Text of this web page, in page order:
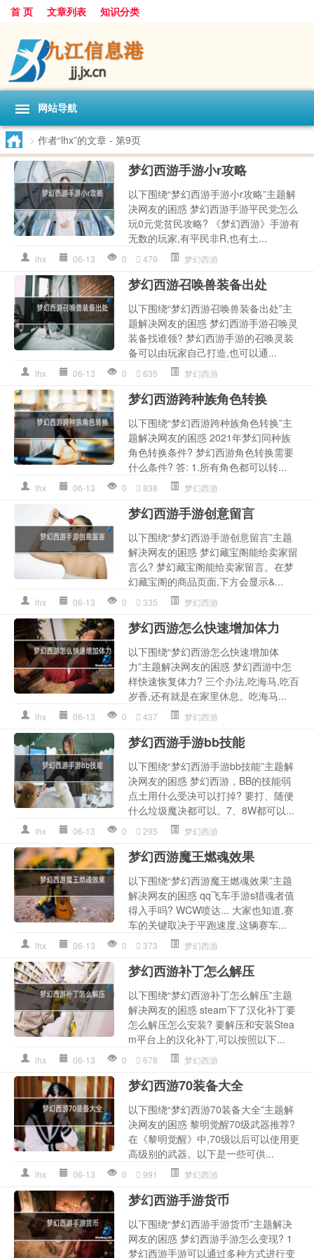
首 页 文章列表 知识分类
网站导航
> 作者“lhx”的文章 - 第9页
梦幻西游手游小r攻略
以下围绕“梦幻西游手游小r攻略”主题解
决网友的困惑 梦幻西游手游平民党怎么
玩0元党贫民攻略? 《梦幻西游》手游有
无数的玩家,有平民非R,也有土...
lhx 06-13 0 479 梦幻西游
梦幻西游召唤兽装备出处
以下围绕“梦幻西游召唤兽装备出处”主
题解决网友的困惑 梦幻西游手游召唤灵
装备找谁领? 梦幻西游手游的召唤灵装
备可以由玩家自己打造,也可以通...
lhx 06-13 0 635 梦幻西游
梦幻西游跨种族角色转换
以下围绕“梦幻西游跨种族角色转换”主
题解决网友的困惑 2021年梦幻同种族
角色转换条件? 梦幻西游角色转换需要
什么条件? 答: 1.所有角色都可以转...
lhx 06-13 0 838 梦幻西游
梦幻西游手游创意留言
以下围绕“梦幻西游手游创意留言”主题
解决网友的困惑 梦幻藏宝阁能给卖家留
言么? 梦幻藏宝阁能给卖家留言。在梦
幻藏宝阁的商品页面,下方会显示&...
lhx 06-13 0 335 梦幻西游
梦幻西游怎么快速增加体力
以下围绕“梦幻西游怎么快速增加体
力”主题解决网友的困惑 梦幻西游中怎
样快速恢复体力? 三个办法,吃海马,吃百
岁香,还有就是在家里休息。吃海马...
lhx 06-13 0 437 梦幻西游
梦幻西游手游bb技能
以下围绕“梦幻西游手游bb技能”主题解
决网友的困惑 梦幻西游，BB的技能弱
点土用什么受决可以打掉? 要打、随便
什么垃圾魔决都可以。7、8W都可以...
lhx 06-13 0 295 梦幻西游
梦幻西游魔王燃魂效果
以下围绕“梦幻西游魔王燃魂效果”主题
解决网友的困惑 qq飞车手游s猎魂者值
得入手吗? WCW喷达... 大家也知道,赛
车的关键取决于平跑速度,这辆赛车...
lhx 06-13 0 373 梦幻西游
梦幻西游补丁怎么解压
以下围绕“梦幻西游补丁怎么解压”主题
解决网友的困惑 steam下了汉化补丁要
怎么解压怎么安装? 要解压和安装Stea
m平台上的汉化补丁,可以按照以下...
lhx 06-13 0 678 梦幻西游
梦幻西游70装备大全
以下围绕“梦幻西游70装备大全”主题解
决网友的困惑 黎明觉醒70级武器推荐?
在《黎明觉醒》中,70级以后可以使用更
高级别的武器。以下是一些可供...
lhx 06-13 0 991 梦幻西游
梦幻西游手游货币
以下围绕“梦幻西游手游货币”主题解决
网友的困惑 梦幻西游手游怎么变现? 1
梦幻西游手游可以通过多种方式进行变